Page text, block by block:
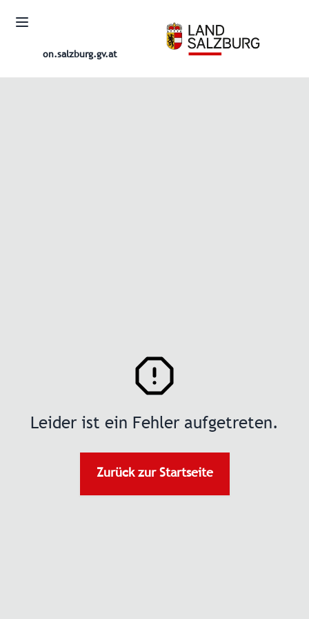
on.salzburg.gv.at
Leider ist ein Fehler aufgetreten.
Zurück zur Startseite